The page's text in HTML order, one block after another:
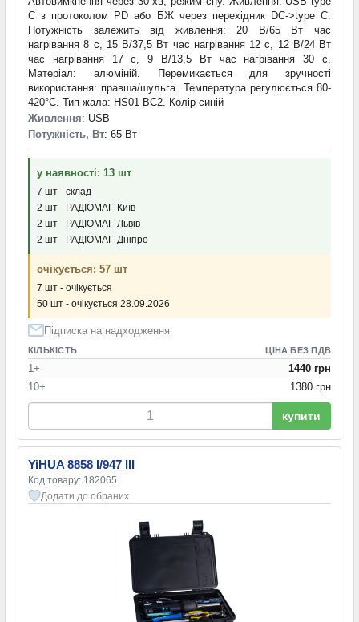
C з протоколом PD або БЖ через перехідник DC->type C.
Потужність залежить від живлення: 20 В/65 Вт час
нагрівання 8 с, 15 В/37,5 Вт час нагрівання 12 с, 12 В/24 Вт
час нагрівання 17 с, 9 В/13,5 Вт час нагрівання 30 с.
Матеріал: алюміній. Перемикається для зручності
використання: правша/шульга. Температура регулюється 80-
420°C. Тип жала: HS01-BC2. Колір синій
Живлення: USB
Потужність, Вт: 65 Вт
у наявності: 13 шт
7 шт - склад
2 шт - РАДІОМАГ-Київ
2 шт - РАДІОМАГ-Львів
2 шт - РАДІОМАГ-Дніпро
очікується: 57 шт
7 шт - очікується
50 шт - очікується 28.09.2026
Підписка на надходження
КІЛЬКІСТЬ ЦІНА БЕЗ ПДВ
1+
1440 грн
10+
1380 грн
купити
YiHUA 8858 I/947 III
Код товару: 182065
Додати до обраних